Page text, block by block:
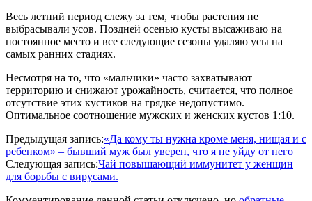
Весь летний период слежу за тем, чтобы растения не
выбрасывали усов. Поздней осенью кусты высаживаю на
постоянное место и все следующие сезоны удаляю усы на
самых ранних стадиях.
Несмотря на то, что «мальчики» часто захватывают
территорию и снижают урожайность, считается, что полное
отсутствие этих кустиков на грядке недопустимо.
Оптимальное соотношение мужских и женских кустов 1:10.
2020-
04-
23
Предыдущая запись:«Да кому ты нужна кроме меня, нищая и с
ребенком» – бывший муж был уверен, что я не уйду от него
Следующая запись:Чай повышающий иммунитет у женщин
для борьбы с вирусами.